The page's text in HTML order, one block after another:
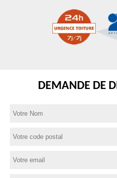
DEMANDE DE